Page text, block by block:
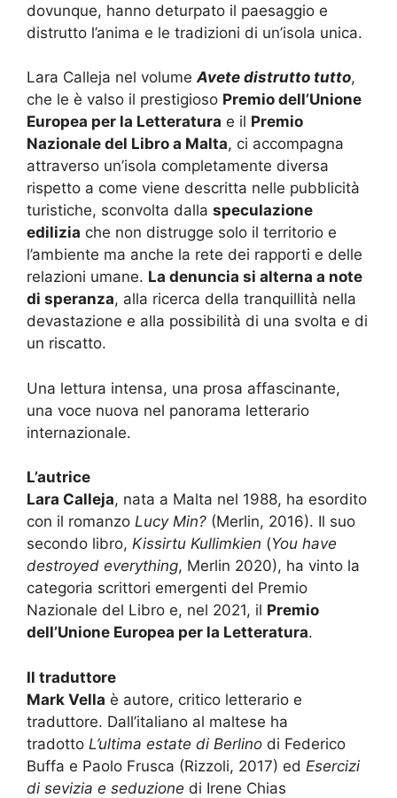
dovunque, hanno deturpato il paesaggio e
distrutto l’anima e le tradizioni di un’isola unica.
Lara Calleja nel volumeAvete distrutto tutto,
che le è valso il prestigioso Premio dell’Unione
Europea per la Letteratura e il Premio
Nazionale del Libro a Malta, ci accompagna
attraverso un’isola completamente diversa
rispetto a come viene descritta nelle pubblicità
turistiche, sconvolta dalla speculazione
edilizia che non distrugge solo il territorio e
l’ambiente ma anche la rete dei rapporti e delle
relazioni umane. La denuncia si alterna a note
di speranza, alla ricerca della tranquillità nella
devastazione e alla possibilità di una svolta e di
un riscatto.
Una lettura intensa, una prosa affascinante,
una voce nuova nel panorama letterario
internazionale.
L’autrice
Lara Calleja, nata a Malta nel 1988, ha esordito
con il romanzo Lucy Min? (Merlin, 2016). Il suo
secondo libro, Kissirtu Kullimkien (You have
destroyed everything, Merlin 2020), ha vinto la
categoria scrittori emergenti del Premio
Nazionale del Libro e, nel 2021, il Premio
dell’Unione Europea per la Letteratura.
Il traduttore
Mark Vella è autore, critico letterario e
traduttore. Dall’italiano al maltese ha
tradotto L’ultima estate di Berlino di Federico
Buffa e Paolo Frusca (Rizzoli, 2017) ed Esercizi
di sevizia e seduzione di Irene Chias